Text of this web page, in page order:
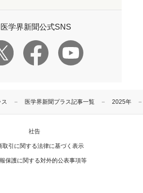
ス 医学界新聞プラス記事一覧 2025年
医学界新聞公式SNS
社告
取引に関する法律に基づく表示
保護に関する対外的公表事項等